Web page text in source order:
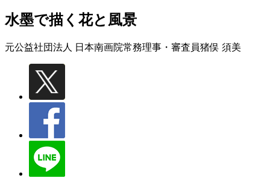
水墨で描く花と風景
元公益社団法人 日本南画院常務理事・審査員猪俣 須美